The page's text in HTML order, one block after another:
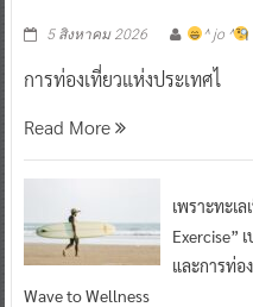
5 สิงหาคม 2026 ^ jo ^
การท่องเที่ยวแห่งประเทศไ
Read More
เพราะทะเ
Exercise”
และการท่อ
Wave to Wellness